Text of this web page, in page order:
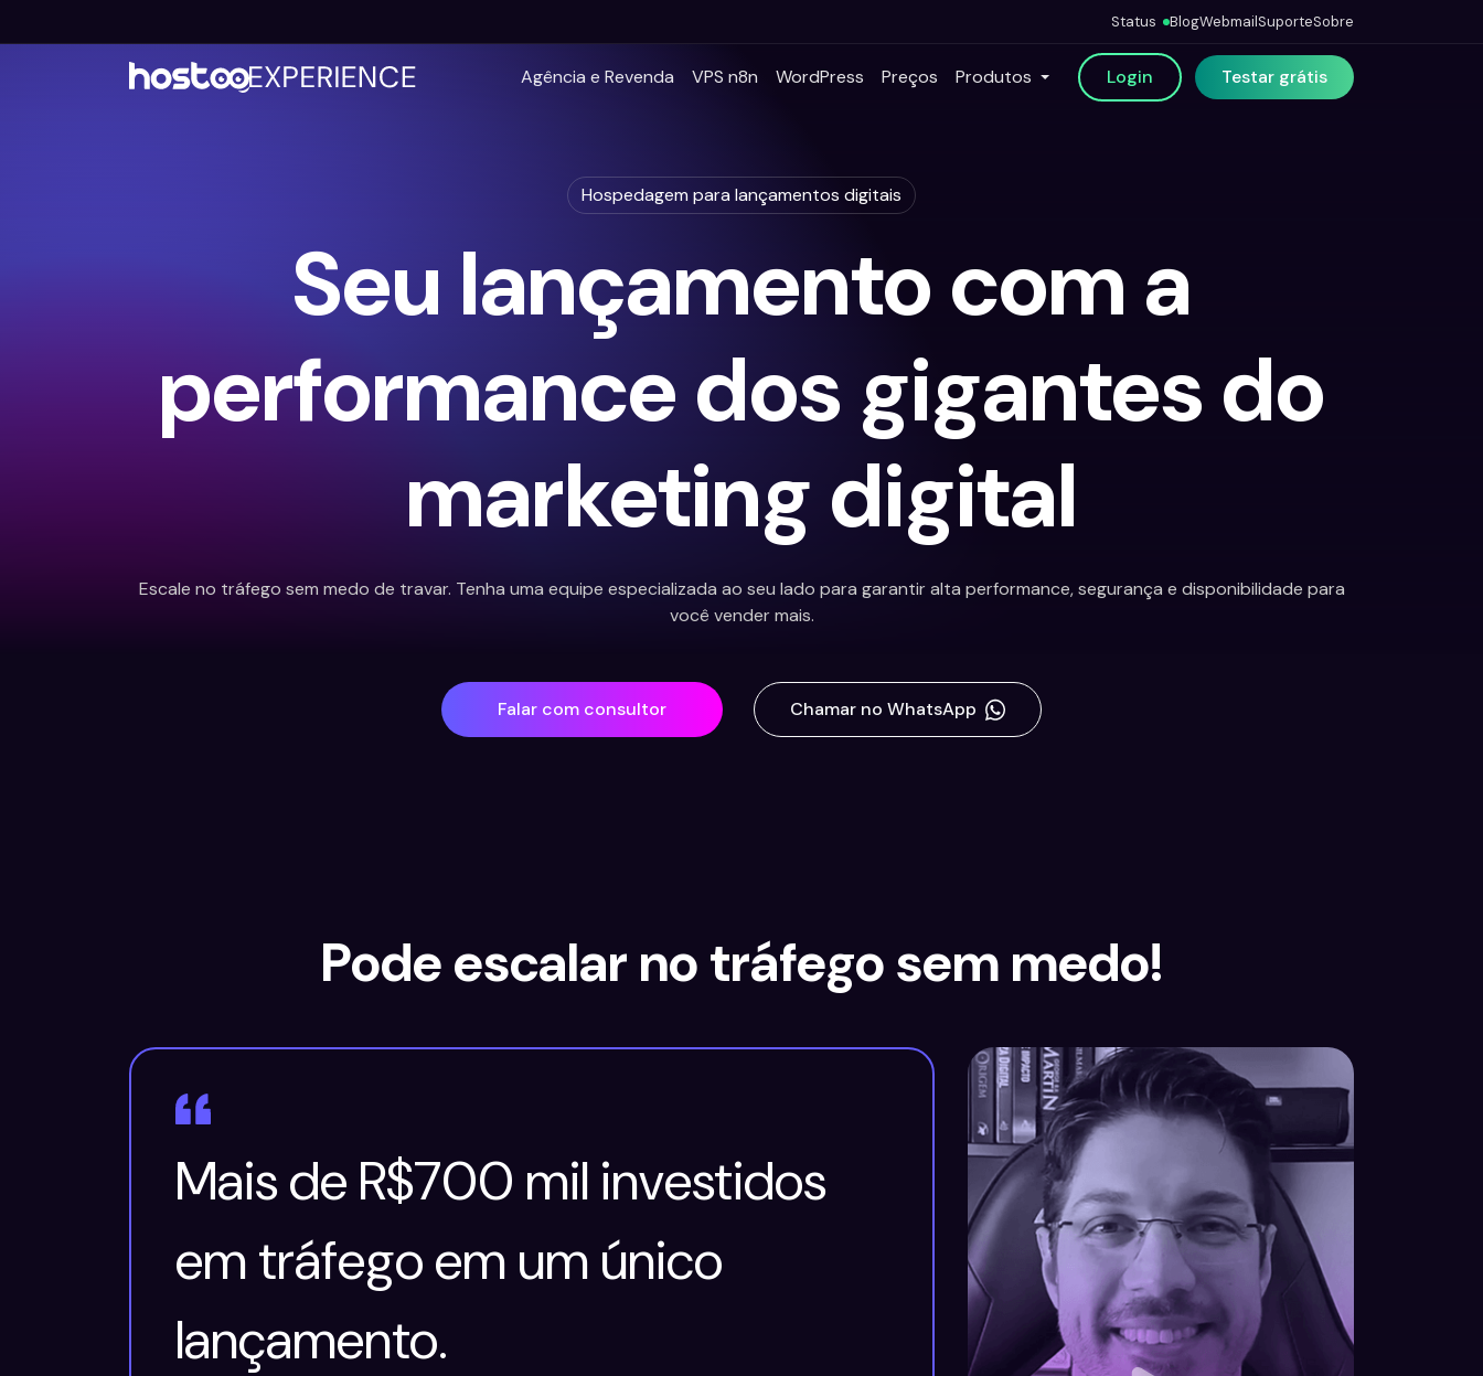
Status BlogWebmailSuporteSobre
Agência e Revenda VPS n8n WordPress Preços Produtos Login Testar grátis
Hospedagem para lançamentos digitais
Seu lançamento com a
performance dos gigantes do
marketing digital
Escale no tráfego sem medo de travar. Tenha uma equipe especializada ao seu lado para garantir alta performance, segurança e disponibilidade para
você vender mais.
Falar com consultor Chamar no WhatsApp
Pode escalar no tráfego sem medo!
Mais de R$700 mil investidos
em tráfego em um único
lançamento.